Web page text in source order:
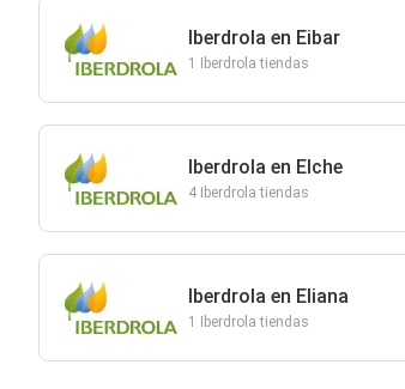
Iberdrola en Eibar
1 Iberdrola tiendas
Iberdrola en Elche
4 Iberdrola tiendas
Iberdrola en Eliana
1 Iberdrola tiendas